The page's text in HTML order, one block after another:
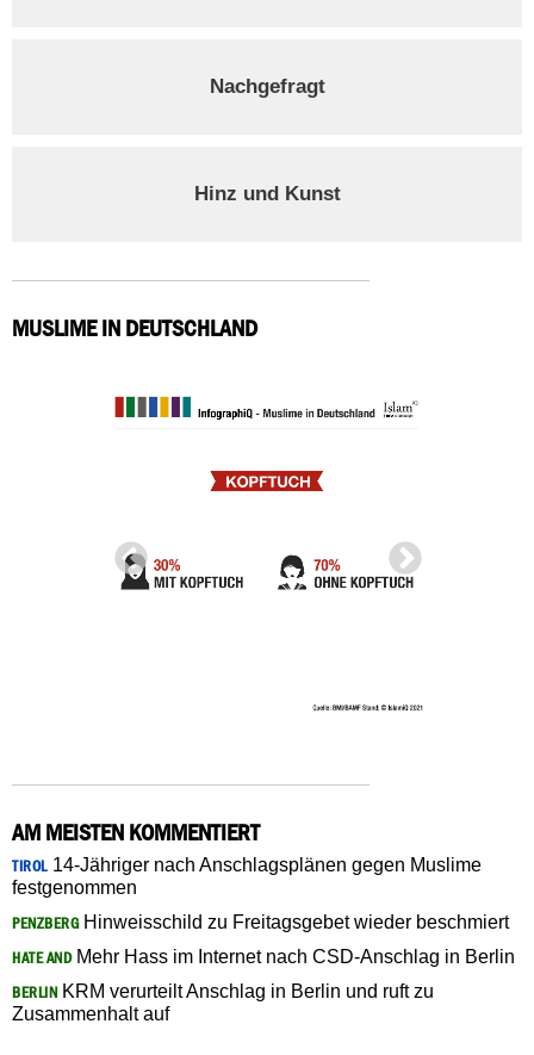
Nachgefragt
Hinz und Kunst
MUSLIME IN DEUTSCHLAND
AM MEISTEN KOMMENTIERT
TIROL14-Jähriger nach Anschlagsplänen gegen Muslime
festgenommen
PENZBERGHinweisschild zu Freitagsgebet wieder beschmiert
HATE ANDMehr Hass im Internet nach CSD-Anschlag in Berlin
BERLIN KRM verurteilt Anschlag in Berlin und ruft zu
Zusammenhalt auf